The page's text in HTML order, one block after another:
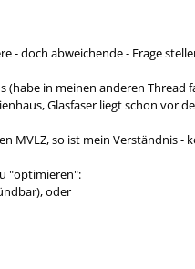
- doch abweichende - Frage
(habe in meinen anderen Thread
Glasfaser liegt schon vor
MVLZ, so ist mein Verständnis -
"optimieren":
oder